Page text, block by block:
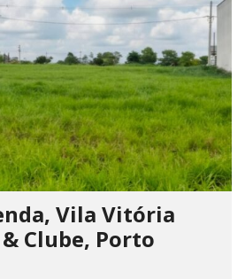
Vila Vitória
Clube, Porto